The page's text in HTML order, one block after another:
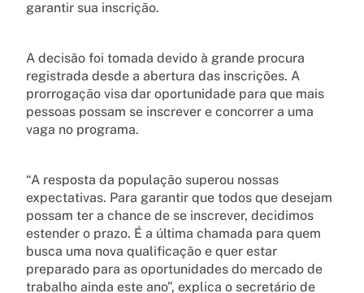
garantir sua inscrição.
A decisão foi tomada devido à grande procura
registrada desde a abertura das inscrições. A
prorrogação visa dar oportunidade para que mais
pessoas possam se inscrever e concorrer a uma
vaga no programa.
“A resposta da população superou nossas
expectativas. Para garantir que todos que desejam
possam ter a chance de se inscrever, decidimos
estender o prazo. É a última chamada para quem
busca uma nova qualificação e quer estar
preparado para as oportunidades do mercado de
trabalho ainda este ano”, explica o secretário de